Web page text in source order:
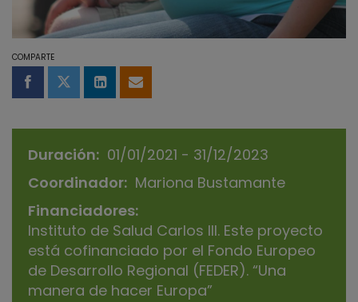
COMPARTE
Compartir en Facebook
Compartir en Twitter
Compartir en LinkedIn
Compartir por email
Duración
01/01/2021 - 31/12/2023
Coordinador Mariona Bustamante
Financiadores
Instituto de Salud Carlos III. Este proyecto
está cofinanciado por el Fondo Europeo
de Desarrollo Regional (FEDER). “Una
manera de hacer Europa”